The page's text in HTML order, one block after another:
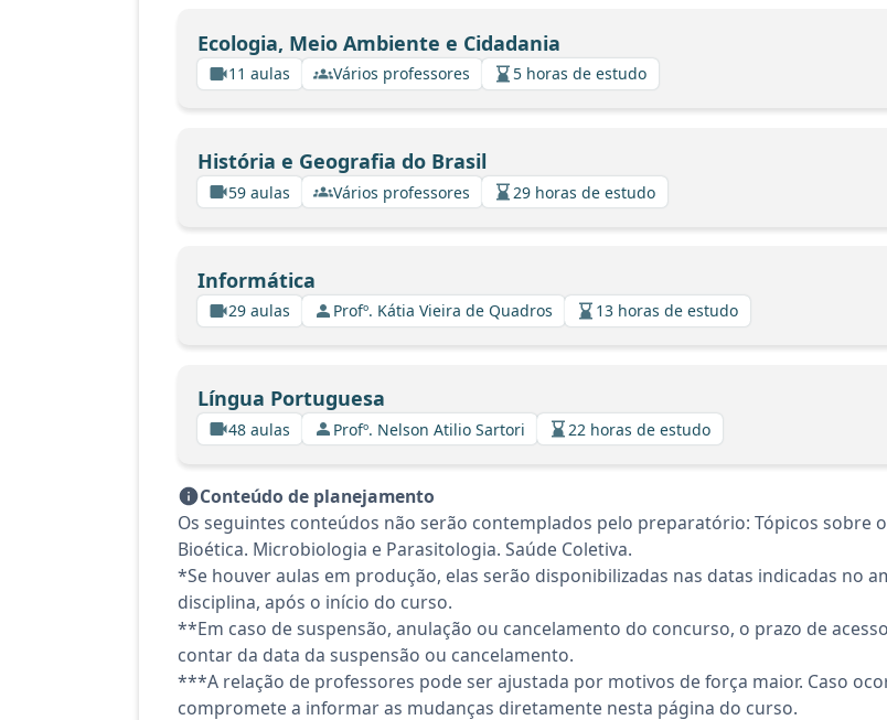
Ecologia, Meio Ambiente e Cidadania
11 aulas Vários professores 5 horas de estudo
História e Geografia do Brasil
59 aulas Vários professores 29 horas de estudo
Informática
29 aulas Profº. Kátia Vieira de Quadros 13 horas de estudo
Língua Portuguesa
48 aulas Profº. Nelson Atilio Sartori 22 horas de estudo
Conteúdo de planejamento
Os seguintes conteúdos não serão contemplados pelo preparatório: Tópicos sobre
Bioética. Microbiologia e Parasitologia. Saúde Coletiva.
*Se houver aulas em produção, elas serão disponibilizadas nas datas indicadas no
disciplina, após o início do curso.
**Em caso de suspensão, anulação ou cancelamento do concurso, o prazo de
contar da data da suspensão ou cancelamento.
***A relação de professores pode ser ajustada por motivos de força maior. Caso
compromete a informar as mudanças diretamente nesta página do curso.